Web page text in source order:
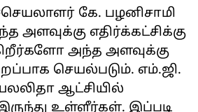
கே. பழனிசாமி
அளவுக்கு எதிர்க்கட்சிக்கு
அந்த அளவுக்கு
செயல்படும். எம்.ஜி.
ஆட்சியில்
உள்ளீர்கள். இப்படி